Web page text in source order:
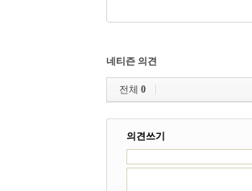
네티즌 의견
전체 0
의견쓰기